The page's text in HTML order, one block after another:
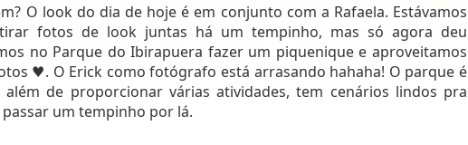
O look do dia de hoje é em conjunto com a Rafaela. Estávamos
fotos de look juntas há um tempinho, mas só agora deu
no Parque do Ibirapuera fazer um piquenique e aproveitamos
♥. O Erick como fotógrafo está arrasando hahaha! O parque é
de proporcionar várias atividades, tem cenários lindos pra
um tempinho por lá.